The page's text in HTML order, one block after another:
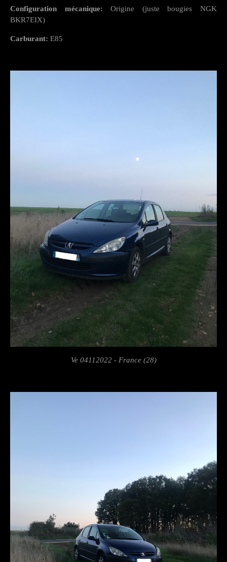
Configuration mécanique: Origine (juste bougies NGK
BKR7EIX)
Carburant: E85
Ve 04112022 - France (28)